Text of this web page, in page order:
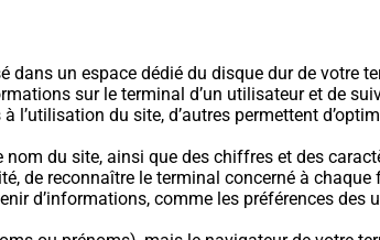
dans un espace dédié du disque dur de votre
sur le terminal d’un utilisateur et de
du site, d’autres permettent
du site, ainsi que des chiffres et des
de reconnaître le terminal concerné à
d’informations, comme les préférences